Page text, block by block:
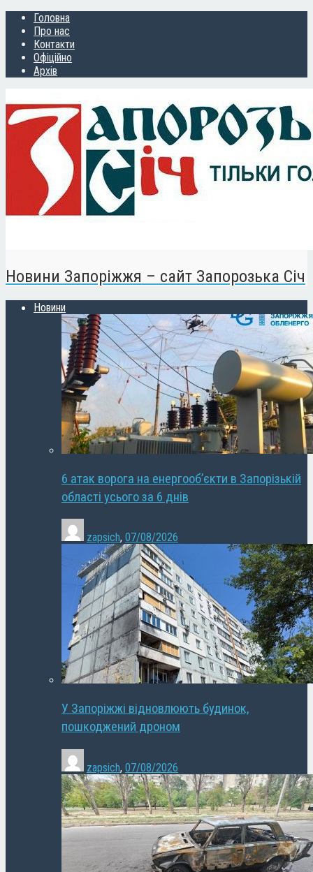
Головна
Про нас
Контакти
Офіційно
Архів
Новини Запоріжжя – сайт Запорозька Січ
Новини
6 атак ворога на енергооб’єкти в Запорізькій
області усього за 6 днів
zapsich, 07/08/2026
У Запоріжжі відновлюють будинок,
пошкоджений дроном
zapsich, 07/08/2026